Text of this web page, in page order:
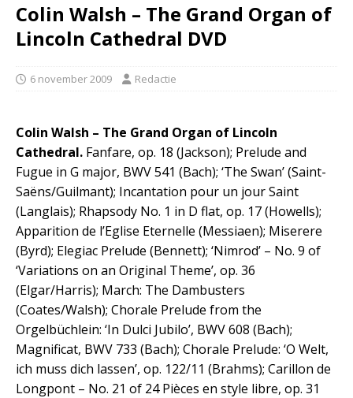
Colin Walsh – The Grand Organ of
Lincoln Cathedral DVD
6 november 2009 Redactie
Colin Walsh – The Grand Organ of Lincoln
Cathedral. Fanfare, op. 18 (Jackson); Prelude and
Fugue in G major, BWV 541 (Bach); ‘The Swan’ (Saint-
Saëns/Guilmant); Incantation pour un jour Saint
(Langlais); Rhapsody No. 1 in D flat, op. 17 (Howells);
Apparition de l’Eglise Eternelle (Messiaen); Miserere
(Byrd); Elegiac Prelude (Bennett); ‘Nimrod’ – No. 9 of
‘Variations on an Original Theme’, op. 36
(Elgar/Harris); March: The Dambusters
(Coates/Walsh); Chorale Prelude from the
Orgelbüchlein: ‘In Dulci Jubilo’, BWV 608 (Bach);
Magnificat, BWV 733 (Bach); Chorale Prelude: ‘O Welt,
ich muss dich lassen’, op. 122/11 (Brahms); Carillon de
Longpont – No. 21 of 24 Pièces en style libre, op. 31